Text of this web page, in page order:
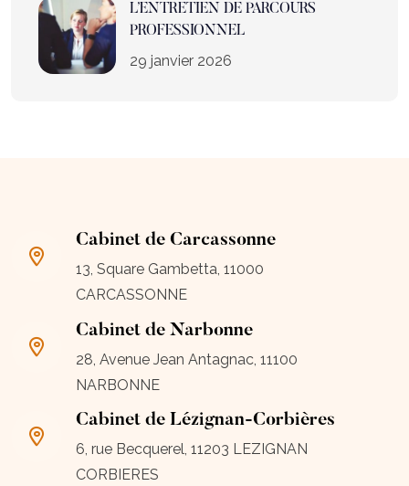
L’ENTRETIEN DE PARCOURS
PROFESSIONNEL
29 janvier 2026
Cabinet de Carcassonne
13, Square Gambetta, 11000
CARCASSONNE
Cabinet de Narbonne
28, Avenue Jean Antagnac, 11100
NARBONNE
Cabinet de Lézignan-Corbières
6, rue Becquerel, 11203 LEZIGNAN
CORBIERES